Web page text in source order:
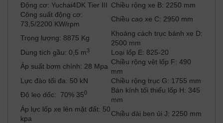
Động cơ: Yuchai4DK Tier III Chiều rộng xe B: 2250 mm
Công suất động cơ:
73,5/2200 KW/rpm
Chiều cao xe C: 2950 mm
Trọng lượng: 8875 Kg
Khoảng cách trục bánh xe D:
2500 mm
Dung tích gầu: 0,5 m3
Loại lốp E: 825-20
Áp suất bơm chính: 28 Mpa
Chiều rộng vệt lốp F: 490
mm
Lực đào tối đa: 50 kN
Chiều rộng trục G: 1755 mm
Độ leo dốc: 70% 350
Bán kính tối thiểu lốp H: 345
mm
Áp lực lốp xe lên mặt đất: 50
kpa
Chiều dài ben ủi J: 2250 mm